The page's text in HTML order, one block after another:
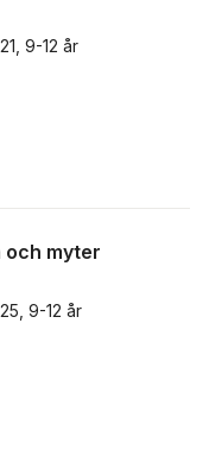
9-12 år
antal röster:
och myter
9-12 år
antal röster: